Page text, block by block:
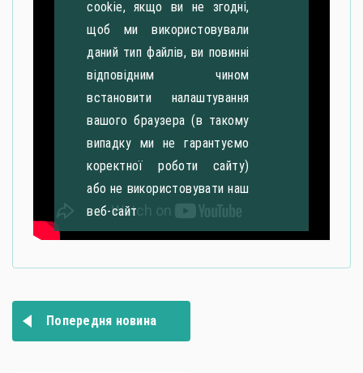
Навігація
записів
Попередня новина
cookie, якщо ви не згодні,
щоб ми використовували
даний тип файлів, ви повинні
відповідним чином
встановити налаштування
вашого браузера (в такому
випадку ми не гарантуємо
коректної роботи сайту)
або не використовувати наш
веб-сайт